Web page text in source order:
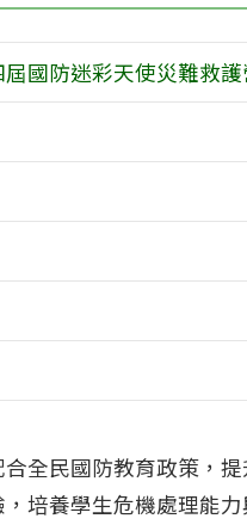
國防迷彩天使災難救護
全民國防教育政策，
培養學生危機處理能力